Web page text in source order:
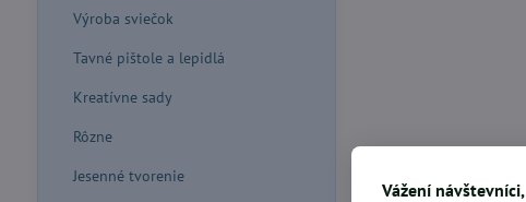
Výroba sviečok
Tavné pištole a lepidlá
Kreatívne sady
Rôzne
Jesenné tvorenie
Vážení návštevníci,